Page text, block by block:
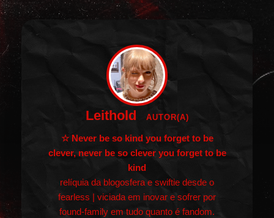
Leithold AUTOR(A)
☆ Never be so kind you forget to be
clever, never be so clever you forget to be
kind
relíquia da blogosfera e swiftie desde o
fearless | viciada em inovar e sofrer por
found-family em tudo quanto é fandom.